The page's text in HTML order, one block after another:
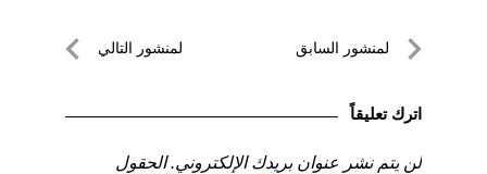
تصفّحلمنشور السابق
السابق
لمنشور التالي
اترك تعليقاً
لن يتم نشر عنوان بريدك الإلكتروني. الحقول